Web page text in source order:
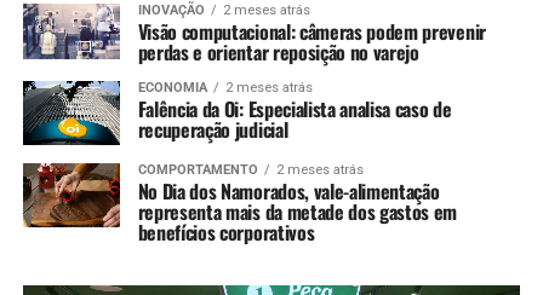
INOVAÇÃO 2 meses atrás
Visão computacional: câmeras podem prevenir
perdas e orientar reposição no varejo
ECONOMIA 2 meses atrás
Falência da Oi: Especialista analisa caso de
recuperação judicial
COMPORTAMENTO 2 meses atrás
No Dia dos Namorados, vale-alimentação
representa mais da metade dos gastos em
benefícios corporativos